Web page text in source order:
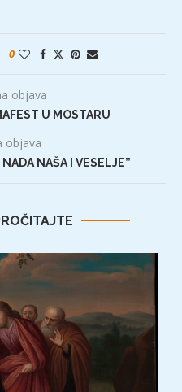
0
objava
U MOSTARU
objava
NAŠA I VESELJE”